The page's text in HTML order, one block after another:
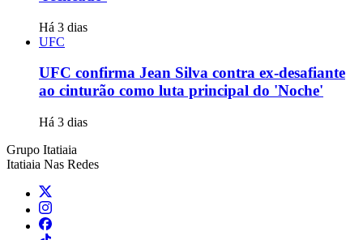
Há 3 dias
UFC
UFC confirma Jean Silva contra ex-desafiante
ao cinturão como luta principal do 'Noche'
Há 3 dias
Grupo Itatiaia
Itatiaia Nas Redes